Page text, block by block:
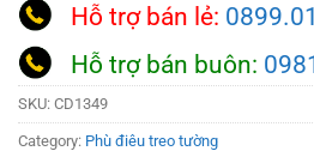
Hỗ trợ bán lẻ:
Hỗ trợ bán buôn:
SKU: CD1349
Category: Phù điêu treo tường